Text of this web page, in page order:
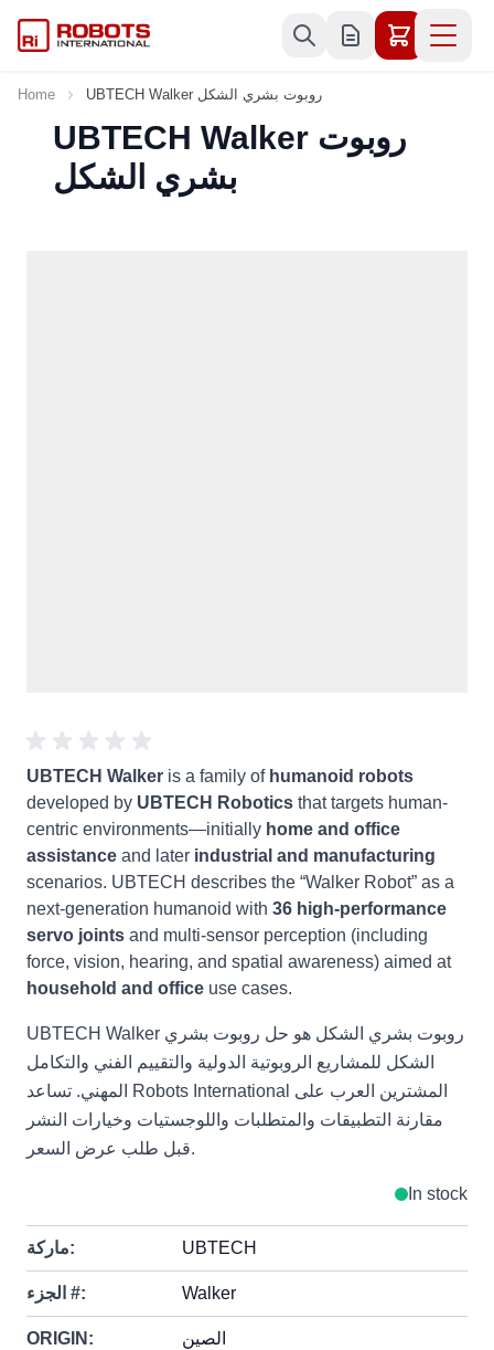
Home UBTECH Walker روبوت بشري الشكل
UBTECH Walker روبوت
بشري الشكل
UBTECH Walker is a family of humanoid robots
developed by UBTECH Robotics that targets human-
centric environments—initially home and office
assistance and later industrial and manufacturing
scenarios. UBTECH describes the “Walker Robot” as a
next-generation humanoid with 36 high-performance
servo joints and multi-sensor perception (including
force, vision, hearing, and spatial awareness) aimed at
household and office use cases.
UBTECH Walker روبوت بشري الشكل هو حل روبوت بشري
الشكل للمشاريع الروبوتية الدولية والتقييم الفني والتكامل
المهني. تساعد Robots International المشترين العرب على
مقارنة التطبيقات والمتطلبات واللوجستيات وخيارات النشر
قبل طلب عرض السعر.
In stock
ماركة: UBTECH
الجزء #: Walker
ORIGIN: الصين